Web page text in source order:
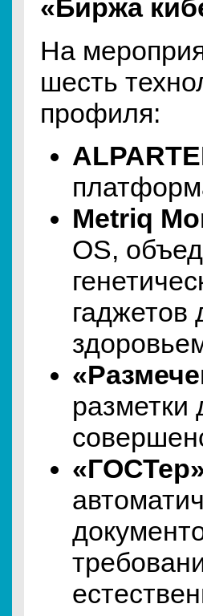
«Биржа
На
шесть
профиля:
Metriq
OS,
гаджетов
разметки